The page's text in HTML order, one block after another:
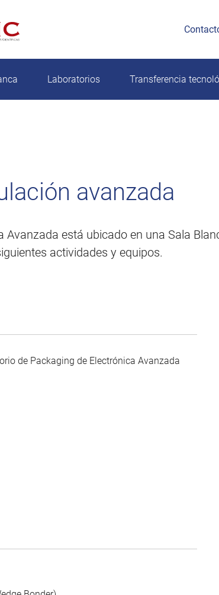
Laboratorios Transferencia
avanzada
está ubicado en una Sala
actividades y equipos.
de Packaging de Electrónica Avanzada